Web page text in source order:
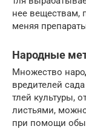
нее веществам,
меняя
Народные
Множество
вредителей
тлей культуры,
листьями,
при помощи